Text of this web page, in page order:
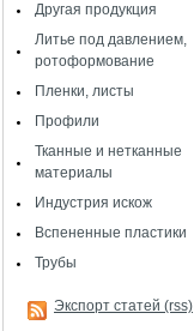
Другая продукция
Литье под давлением,
ротоформование
Пленки, листы
Профили
Тканные и нетканные
материалы
Индустрия искож
Вспененные пластики
Трубы
Экспорт статей (rss)